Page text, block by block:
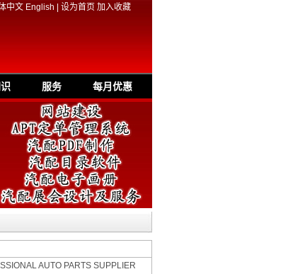
中文 English 设为首页 加入收藏
服务 每月优惠
AUTO PARTS SUPPLIER